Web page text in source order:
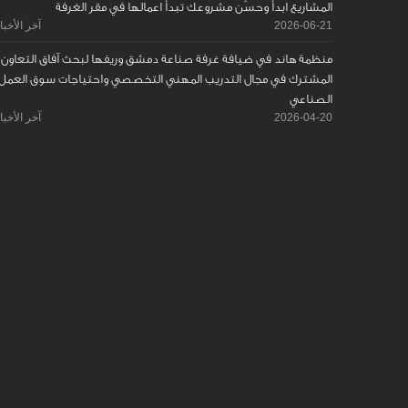
المشاريع ابدأ وحسّن مشروعك تبدأ اعمالها في مقر الغرفة
2026-06-21 آخر
منظمة هاند في ضيافة غرفة صناعة دمشق وريفها لبحث آفاق التعاون
المشترك في مجال التدريب المهني التخصصي واحتياجات سوق
الصناعي
2026-04-20 آخر